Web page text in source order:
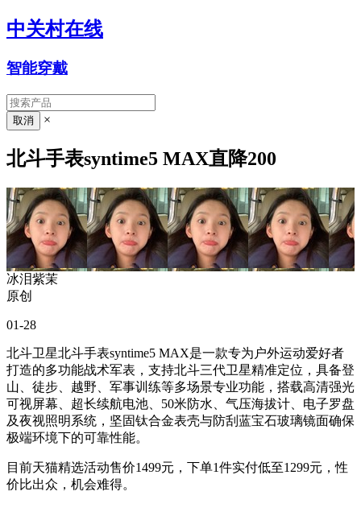
中关村在线
智能穿戴
×
北斗手表syntime5 MAX直降200
冰泪紫茉
原创
01-28
北斗卫星北斗手表syntime5 MAX是一款专为户外运动爱好者
打造的多功能战术军表，支持北斗三代卫星精准定位，具备登
山、徒步、越野、军事训练等多场景专业功能，搭载高清强光
可视屏幕、超长续航电池、50米防水、气压海拔计、电子罗盘
及夜视照明系统，坚固钛合金表壳与防刮蓝宝石玻璃镜面确保
极端环境下的可靠性能。
目前天猫精选活动售价1499元，下单1件实付低至1299元，性
价比出众，机会难得。